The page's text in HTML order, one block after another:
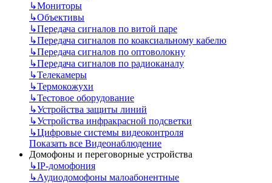
↳Мониторы
↳Объективы
↳Передача сигналов по витой паре
↳Передача сигналов по коаксиальному кабелю
↳Передача сигналов по оптоволокну
↳Передача сигналов по радиоканалу
↳Телекамеры
↳Термокожухи
↳Тестовое оборудование
↳Устройства защиты линий
↳Устройства инфракрасной подсветки
↳Цифровые системы видеоконтроля
Показать все Видеонаблюдение
Домофоны и переговорные устройства
↳IP-домофония
↳Аудиодомофоны малоабонентные